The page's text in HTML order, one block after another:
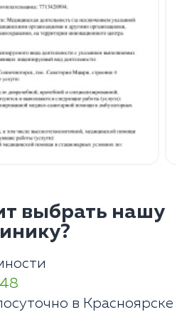
выбрать нашу
в Красноярске